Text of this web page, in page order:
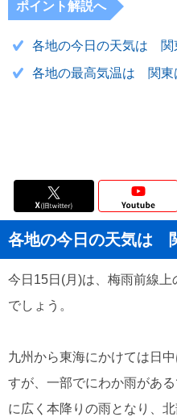
ポイント解説へ
各地の今日の天気は 関
各地の最高気温は 関東
各地の今日の天気は
今日15日(月)は、梅雨前線
でしょう。
九州から東海にかけては日
すが、一部でにわか雨があ
に広く本降りの雨となり、